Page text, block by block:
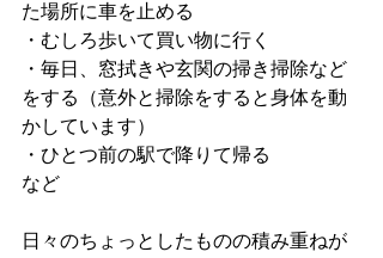
た場所に車を止める
・むしろ歩いて買い物に行く
・毎日、窓拭きや玄関の掃き掃除など
をする（意外と掃除をすると身体を動
かしています）
・ひとつ前の駅で降りて帰る
など
日々のちょっとしたものの積み重ねが